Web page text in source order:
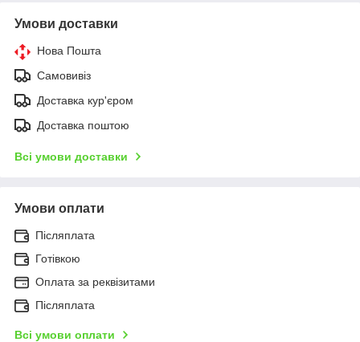
Умови доставки
Нова Пошта
Самовивіз
Доставка кур'єром
Доставка поштою
Всі умови доставки
Умови оплати
Післяплата
Готівкою
Оплата за реквізитами
Післяплата
Всі умови оплати